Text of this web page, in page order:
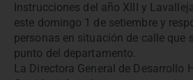
Instrucciones del año XIII y
este domingo 1 de setiembre y
personas en situación de calle que
punto del departamento.
La Directora General de Desarrollo